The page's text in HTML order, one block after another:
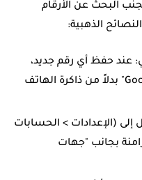
البحث عن الأرقام
الذهبية:
عند حفظ أي رقم جديد،
اختر دائماً حفظه في "حساب Google" بدلاً من ذاكرة الهاتف
إلى (الإعدادات > الحسابات
بجانب "جهات